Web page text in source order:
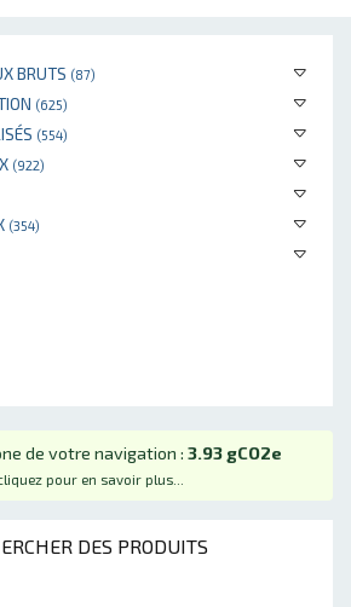
BRUTS (87)
(625)
(554)
(922)
(354)
de votre navigation : 3.93 gCO2e
pour en savoir plus...
DES PRODUITS